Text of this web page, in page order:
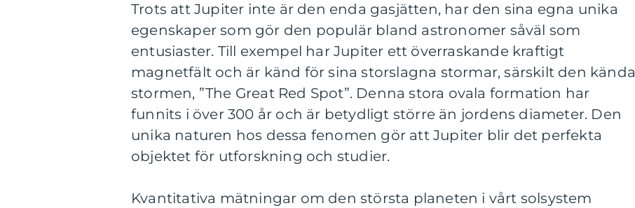
Trots att Jupiter inte är den enda gasjätten, har den sina egna unika
egenskaper som gör den populär bland astronomer såväl som
entusiaster. Till exempel har Jupiter ett överraskande kraftigt
magnetfält och är känd för sina storslagna stormar, särskilt den kända
stormen, ”The Great Red Spot”. Denna stora ovala formation har
funnits i över 300 år och är betydligt större än jordens diameter. Den
unika naturen hos dessa fenomen gör att Jupiter blir det perfekta
objektet för utforskning och studier.
Kvantitativa mätningar om den största planeten i vårt solsystem